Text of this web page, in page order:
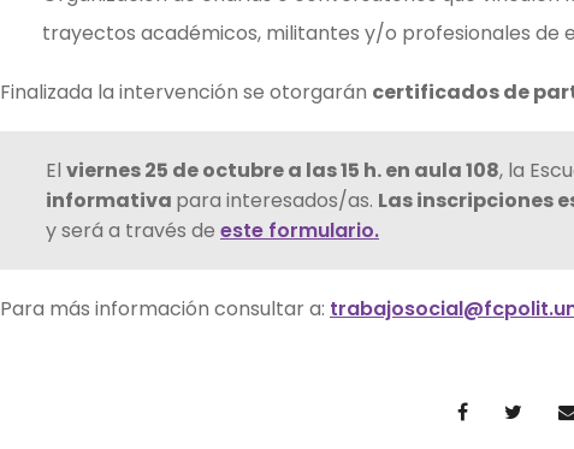
trayectos académicos, militantes y/o profesionales de
Finalizada la intervención se otorgarán certificados de
El viernes 25 de octubre a las 15 h. en aula 108, la
informativa para interesados/as. Las inscripciones
y será a través de este formulario.
Para más información consultar a: